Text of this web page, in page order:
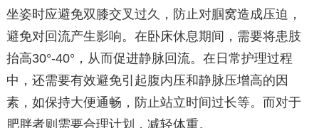
坐姿时应避免双膝交叉过久，防止对腘窝造成压迫，
避免对回流产生影响。在卧床休息期间，需要将患肢
抬高30°-40°，从而促进静脉回流。在日常护理过程
中，还需要有效避免引起腹内压和静脉压增高的因
素，如保持大便通畅，防止站立时间过长等。而对于
肥胖者则需要合理计划，减轻体重。